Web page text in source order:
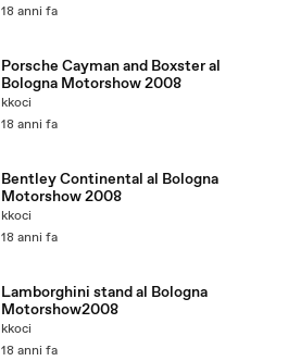
18 anni fa
Porsche Cayman and Boxster al
Bologna Motorshow 2008
kkoci
18 anni fa
Bentley Continental al Bologna
Motorshow 2008
kkoci
18 anni fa
Lamborghini stand al Bologna
Motorshow2008
kkoci
18 anni fa